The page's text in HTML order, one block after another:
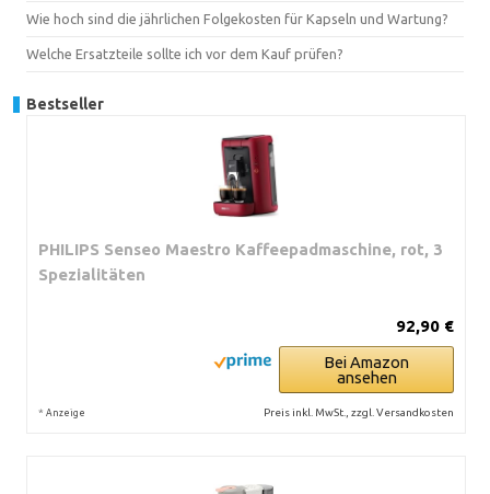
Wie hoch sind die jährlichen Folgekosten für Kapseln und Wartung?
Welche Ersatzteile sollte ich vor dem Kauf prüfen?
Bestseller
PHILIPS Senseo Maestro Kaffeepadmaschine, rot, 3
Spezialitäten
92,90 €
Bei Amazon
ansehen
* Anzeige Preis inkl. MwSt., zzgl. Versandkosten